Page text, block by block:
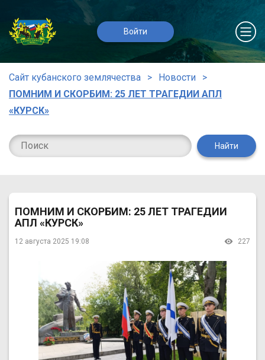
Войти
Сайт кубанского землячества
Новости
ПОМНИМ И СКОРБИМ: 25 ЛЕТ ТРАГЕДИИ АПЛ
«КУРСК»
Найти
ПОМНИМ И СКОРБИМ: 25 ЛЕТ ТРАГЕДИИ
АПЛ «КУРСК»
12 августа 2025 19:08 227